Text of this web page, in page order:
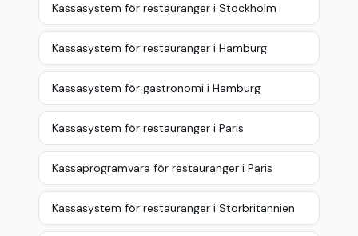
Kassasystem för restauranger i Stockholm
Kassasystem för restauranger i Hamburg
Kassasystem för gastronomi i Hamburg
Kassasystem för restauranger i Paris
Kassaprogramvara för restauranger i Paris
Kassasystem för restauranger i Storbritannien